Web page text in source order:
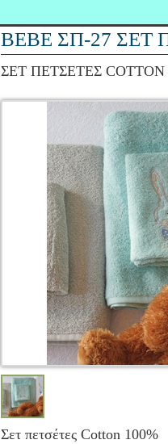
ΒΕΒΕ ΣΠ-27 ΣΕΤ
ΣΕΤ ΠΕΤΣΕΤΕΣ COTTON
Σετ πετσέτες Cotton 100%